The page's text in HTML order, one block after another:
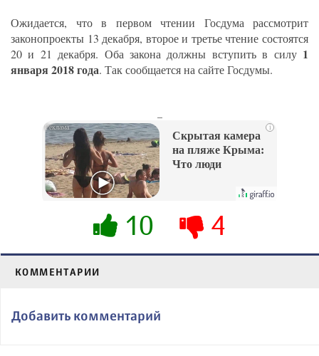
Ожидается, что в первом чтении Госдума рассмотрит
законопроекты 13 декабря, второе и третье чтение состоятся
20 и 21 декабря. Оба закона должны вступить в силу 1
января 2018 года. Так сообщается на сайте Госдумы.
i
Скрытая камера
на пляже Крыма:
Что люди
их не видят...
10 4
КОММЕНТАРИИ
Добавить комментарий